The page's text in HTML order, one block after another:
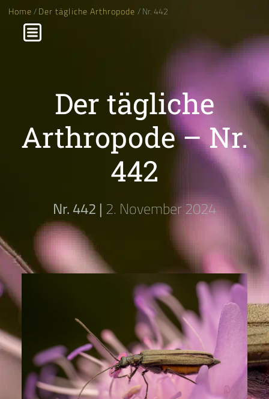
Home/Der tägliche Arthropode / Nr. 442
Der tägliche
Arthropode – Nr.
442
Nr. 442 | 2. November 2024